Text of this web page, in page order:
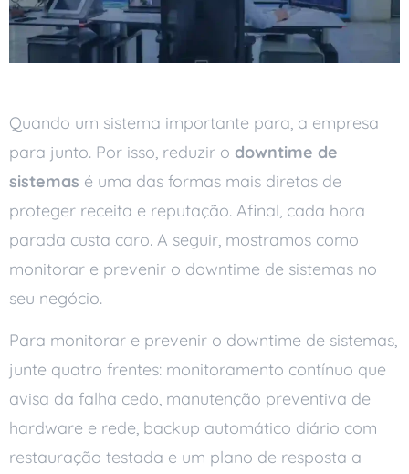
Quando um sistema importante para, a empresa
para junto. Por isso, reduzir o downtime de
sistemas é uma das formas mais diretas de
proteger receita e reputação. Afinal, cada hora
parada custa caro. A seguir, mostramos como
monitorar e prevenir o downtime de sistemas no
seu negócio.
Para monitorar e prevenir o downtime de sistemas,
junte quatro frentes: monitoramento contínuo que
avisa da falha cedo, manutenção preventiva de
hardware e rede, backup automático diário com
restauração testada e um plano de resposta a